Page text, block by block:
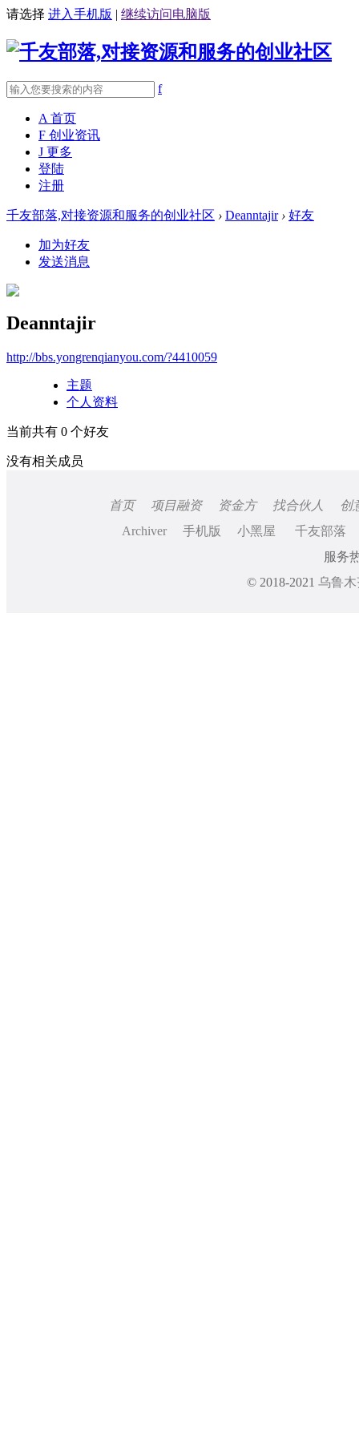
请选择 进入手机版 | 继续访问电脑版
f
A 首页
F 创业资讯
J 更多
登陆
注册
千友部落,对接资源和服务的创业社区 › Deanntajir › 好友
加为好友
发送消息
Deanntajir
http://bbs.yongrenqianyou.com/?4410059
主题
个人资料
当前共有 0 个好友
没有相关成员
首页 项目融资 资金方 找合伙人
创
Archiver
手机版 小黑屋
千友部落
服务
© 2018-2021 乌鲁